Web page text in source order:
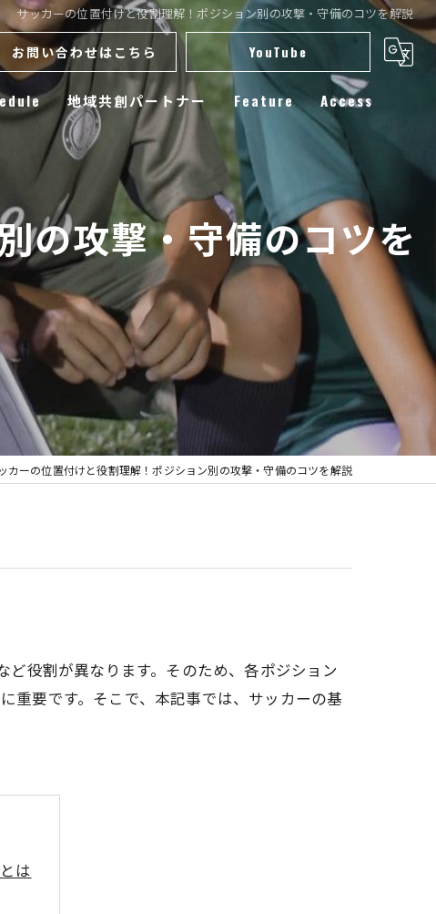
サッカーの位置付けと役割理解！ポジション別の攻撃・守備のコツを解説
お問い合わせはこちら YouTube
地域共創パートナー Feature
スクール
小学生
練習
Access
の攻撃・守備のコツを
カーの位置付けと役割理解！ポジション別の攻撃・守備のコツを解説
役割が異なります。そのため、各ポジション
重要です。そこで、本記事では、サッカーの基
は